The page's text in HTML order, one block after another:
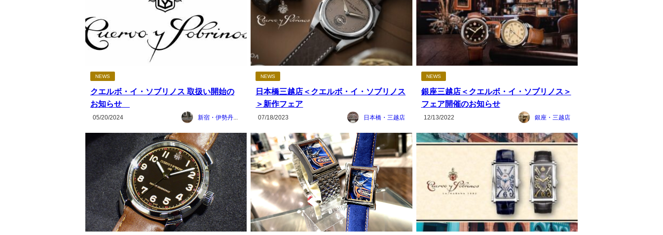
NEWS
クエルボ・イ・ソブリノス 取扱い開始の
お知らせ
05/20/2024
NEWS
日本橋三越店＜クエルボ・イ・ソブリノス
＞新作フェア
07/18/2023 日本橋・三越店
NEWS
銀座三越店＜クエルボ・イ・ソブリノス＞
フェア開催のお知らせ
12/13/2022 銀座・三越店